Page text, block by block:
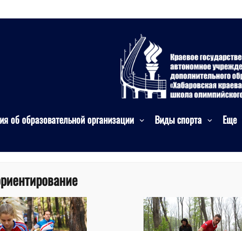
об образовательной организации Виды спорта Еще